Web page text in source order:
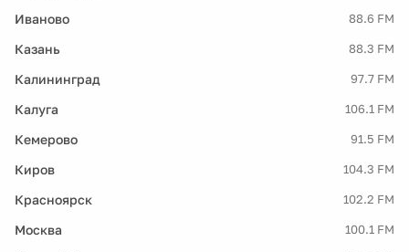
Иваново 88.6 FM
Казань 88.3 FM
Калининград 97.7 FM
Калуга 106.1 FM
Кемерово 91.5 FM
Киров 104.3 FM
Красноярск 102.2 FM
Москва 100.1 FM